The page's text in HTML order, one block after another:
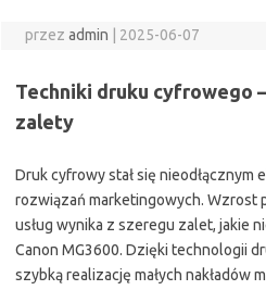
przez admin 2025-06-07
Techniki druku cyfrowego
zalety
Druk cyfrowy stał się nieodłącznym
rozwiązań marketingowych. Wzrost
usług wynika z szeregu zalet, jakie
Canon MG3600. Dzięki technologii
szybką realizację małych nakładów